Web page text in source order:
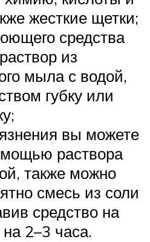
жесткие щетки;
средства
из
мыла с водой,
губку или
вы можете
раствора
также можно
смесь из соли
средство на
2–3 часа.